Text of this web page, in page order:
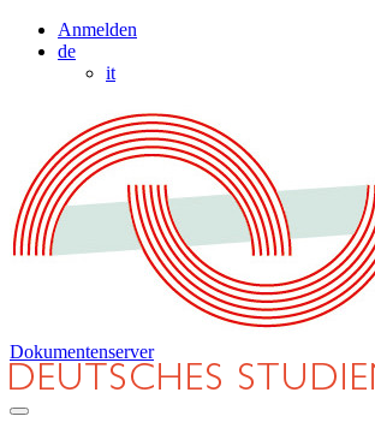
Anmelden
de
it
Dokumentenserver